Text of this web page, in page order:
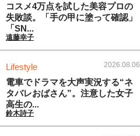
コスメ4万点を試した美容プロの
失敗談。「手の甲に塗って確認」
「SN...
遠藤幸子
Lifestyle 2026.08.06
電車でドラマを大声実況する“ネ
タバレおばさん”。注意した女子
高生の...
鈴木詩子